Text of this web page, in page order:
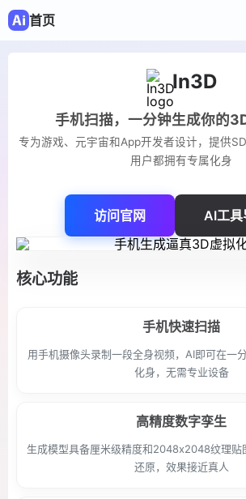
首页
In3D
手机扫描，一分钟生成你的
专为游戏、元宇宙和App开发者设计，提供
用户都拥有专属化身
访问官网 AI工具
核心功能
手机快速扫描
用手机摄像头录制一段全身视频，AI即可在一
化身，无需专业设备
高精度数字孪生
生成模型具备厘米级精度和2048x2048纹理贴
还原，效果接近真人